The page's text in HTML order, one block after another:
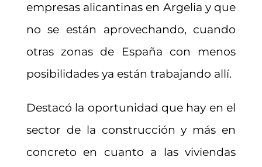
empresas alicantinas en Argelia y que
no se están aprovechando, cuando
otras zonas de España con menos
posibilidades ya están trabajando allí.
Destacó la oportunidad que hay en el
sector de la construcción y más en
concreto en cuanto a las viviendas